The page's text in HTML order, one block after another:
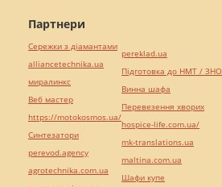
Партнери
Сережки з діамантами
alliancetechnika.ua
миралинкс
Веб мастер
https://motokosmos.ua/
Синтезатори
perevod.agency
agrotechnika.com.ua
pereklad.ua
Підготовка до НМТ / ЗНО
Винна шафа
Перевезення хворих
hospice-life.com.ua/
mk-translations.ua
maltina.com.ua
Шафи купе